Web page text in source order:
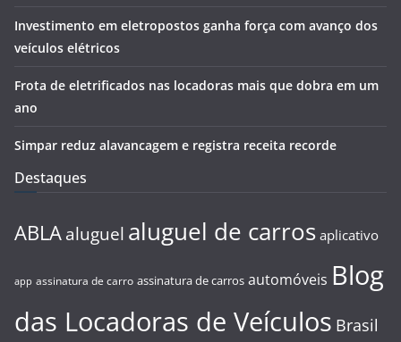
Investimento em eletropostos ganha força com avanço dos
veículos elétricos
Frota de eletrificados nas locadoras mais que dobra em um
ano
Simpar reduz alavancagem e registra receita recorde
Destaques
ABLA aluguel aluguel de carros aplicativo
app assinatura de carro assinatura de carros automóveis Blog
das Locadoras de Veículos Brasil